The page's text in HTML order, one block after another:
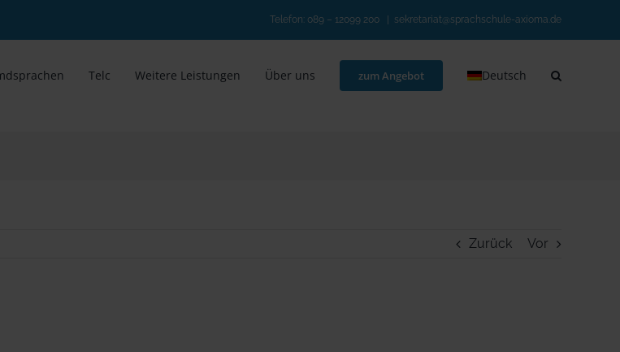
Telefon: 089 – 12099 200 sekretariat@sprachschule-axioma.de
Telc Weitere Leistungen Über uns zum Angebot Deutsch
Zurück Vor